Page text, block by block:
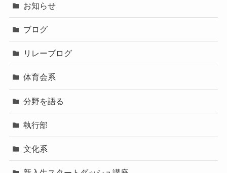
お知らせ
ブログ
リレーブログ
体育会系
分野を語る
執行部
文化系